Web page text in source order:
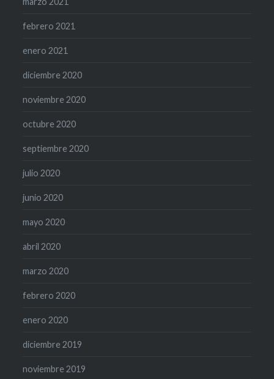
febrero 2021
enero 2021
diciembre 2020
noviembre 2020
octubre 2020
septiembre 2020
julio 2020
junio 2020
mayo 2020
abril 2020
marzo 2020
febrero 2020
enero 2020
diciembre 2019
noviembre 2019